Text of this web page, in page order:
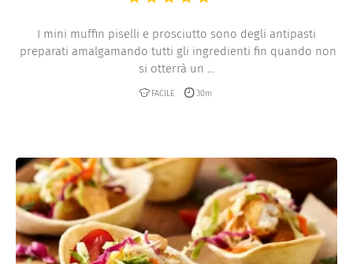
I mini muffin piselli e prosciutto sono degli antipasti
preparati amalgamando tutti gli ingredienti fin quando non
si otterrà un ...
FACILE 30m